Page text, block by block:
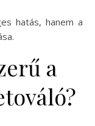
hatás, hanem a
a